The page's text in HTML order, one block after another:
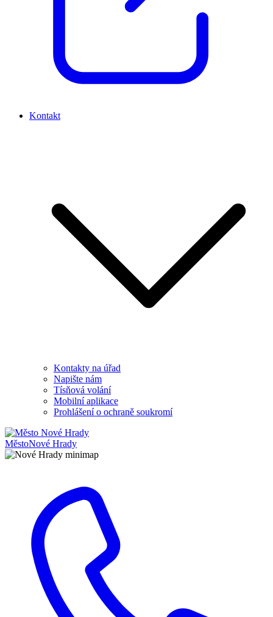
Kontakt
Kontakty na úřad
Napište nám
Tísňová volání
Mobilní aplikace
Prohlášení o ochraně soukromí
MěstoNové Hrady